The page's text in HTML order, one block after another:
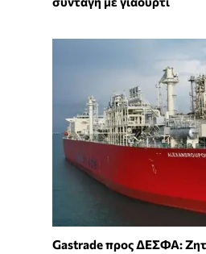
Gastrade προς ΔΕΣΦΑ: